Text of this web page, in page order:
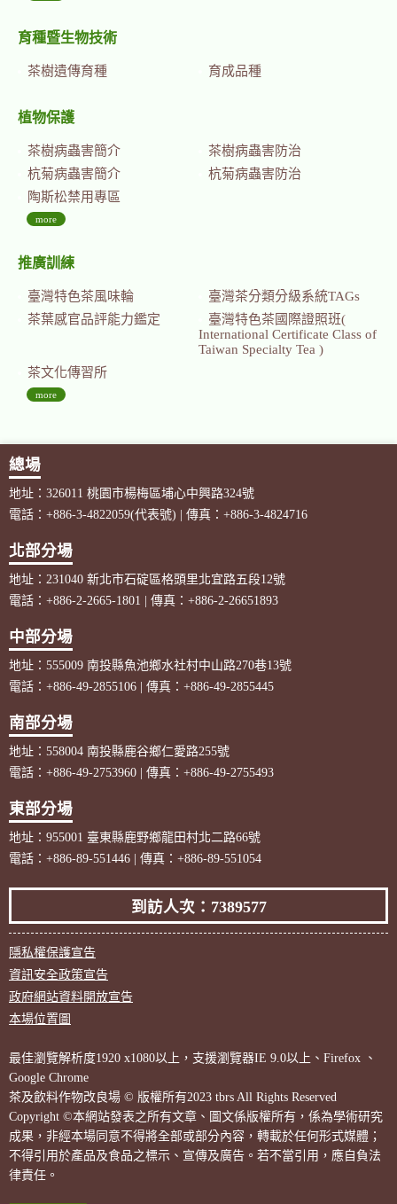
育種暨生物技術
茶樹遺傳育種 育成品種
植物保護
茶樹病蟲害簡介
茶樹病蟲害防治
杭菊病蟲害簡介
杭菊病蟲害防治
陶斯松禁用專區
more
推廣訓練
臺灣特色茶風味輪
臺灣茶分類分級系統TAGs
茶葉感官品評能力鑑定
臺灣特色茶國際證照班(
International Certificate Class of
Taiwan Specialty Tea )
茶文化傳習所
more
總場
地址：326011 桃園市楊梅區埔心中興路324號
電話：+886-3-4822059(代表號) | 傳真：+886-3-4824716
北部分場
地址：231040 新北市石碇區格頭里北宜路五段12號
電話：+886-2-2665-1801 | 傳真：+886-2-26651893
中部分場
地址：555009 南投縣魚池鄉水社村中山路270巷13號
電話：+886-49-2855106 | 傳真：+886-49-2855445
南部分場
地址：558004 南投縣鹿谷鄉仁愛路255號
電話：+886-49-2753960 | 傳真：+886-49-2755493
東部分場
地址：955001 臺東縣鹿野鄉龍田村北二路66號
電話：+886-89-551446 | 傳真：+886-89-551054
到訪人次：7389577
隱私權保護宣告
資訊安全政策宣告
政府網站資料開放宣告
本場位置圖
最佳瀏覽解析度1920 x1080以上，支援瀏覽器IE 9.0以上、Firefox 、
Google Chrome
茶及飲料作物改良場 © 版權所有2023 tbrs All Rights Reserved
Copyright ©本網站發表之所有文章、圖文係版權所有，係為學術研究
成果，非經本場同意不得將全部或部分內容，轉載於任何形式媒體；
不得引用於產品及食品之標示、宣傳及廣告。若不當引用，應自負法
律責任。